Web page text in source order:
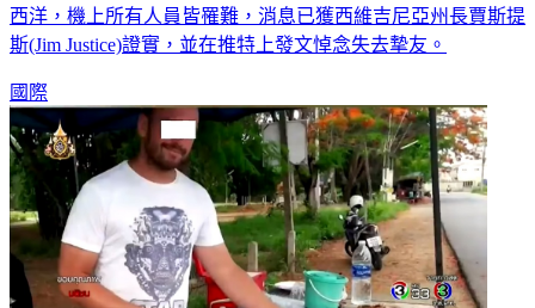
西洋，機上所有人員皆罹難，消息已獲西維吉尼亞州長賈斯提
斯(Jim Justice)證實，並在推特上發文悼念失去摯友。
國際